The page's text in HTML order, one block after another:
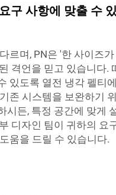
구 사항에 맞출 수
르며, PN은 '한 사이즈
격언을 믿고 있습니다.
있도록 열전 냉각 펠티
존 시스템을 보완하기
시든, 특정 공간에 맞게
디자인 팀이 귀하의 요
움을 드릴 수 있습니다.